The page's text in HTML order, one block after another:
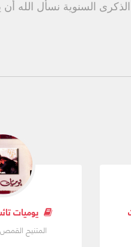
السنوية نسأل الله
يوميات
المتنيح